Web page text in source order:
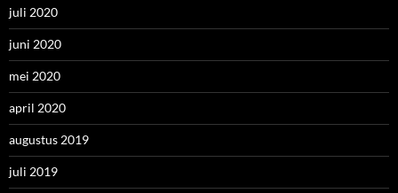
juli 2020
juni 2020
mei 2020
april 2020
augustus 2019
juli 2019